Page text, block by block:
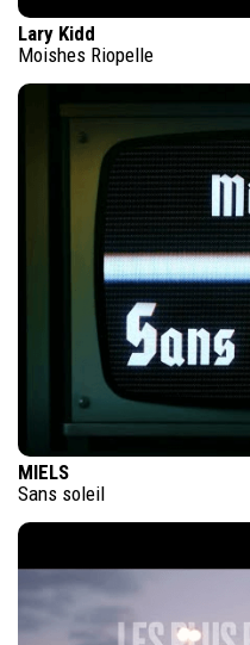
Lary Kidd
Moishes Riopelle
MIELS
Sans soleil